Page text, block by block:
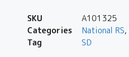
SKU
A101325
Categories
National RS,
Tag
SD